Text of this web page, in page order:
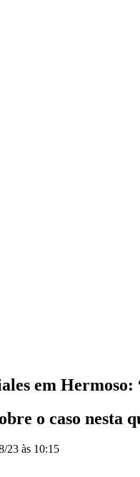
em Hermoso:
o caso nesta
23 às 10:15